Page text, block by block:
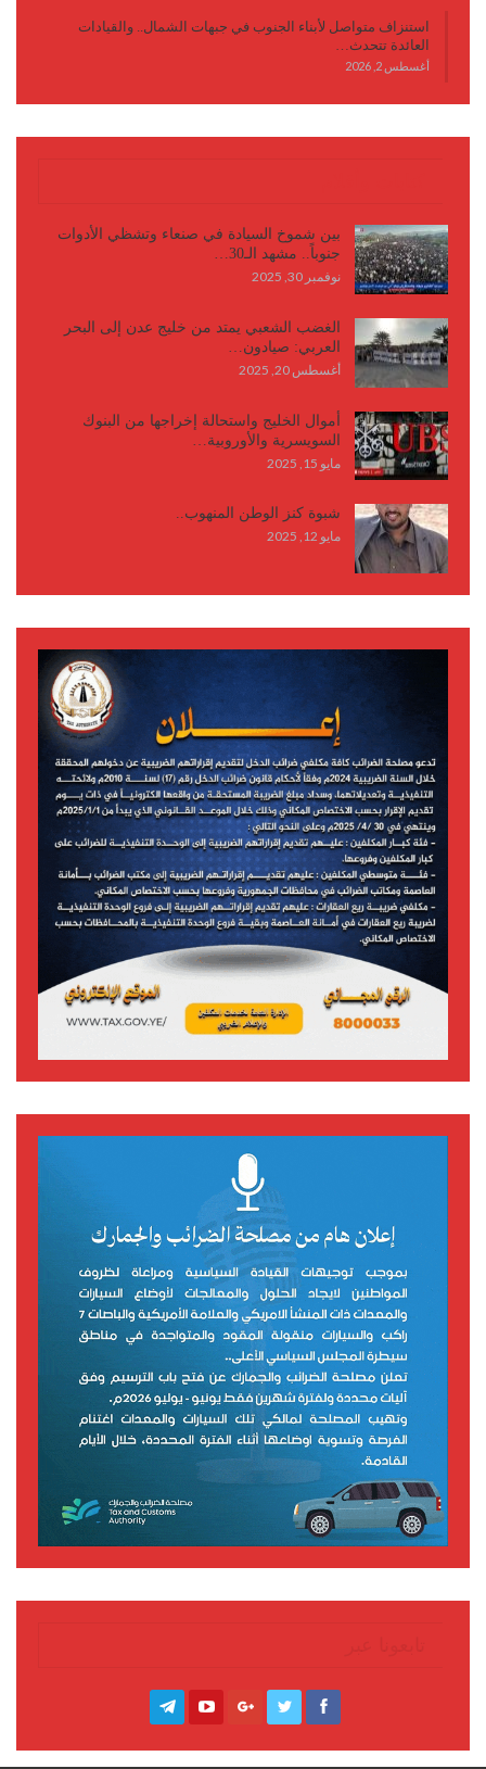
استنزاف متواصل لأبناء الجنوب في جبهات الشمال.. والقيادات
العائدة تتحدث…
أغسطس 2, 2026
بين شموخ السيادة في صنعاء وتشظي الأدوات
جنوباً.. مشهد الـ30…
نوفمبر 30, 2025
الغضب الشعبي يمتد من خليج عدن إلى البحر
العربي: صيادون…
أغسطس 20, 2025
أموال الخليج واستحالة إخراجها من البنوك
السويسرية والأوروبية…
مايو 15, 2025
شبوة كنز الوطن المنهوب..
مايو 12, 2025